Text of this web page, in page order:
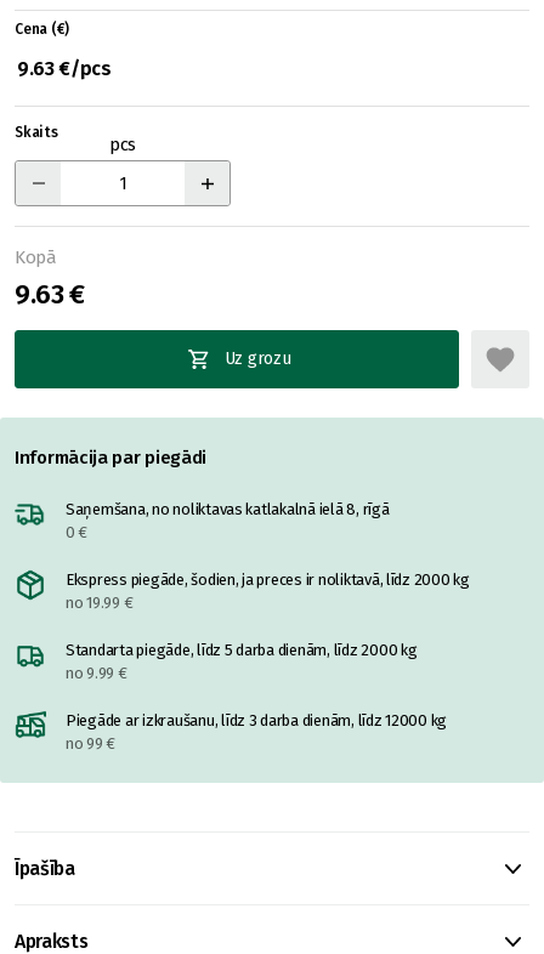
Cena (€)
9.63 €/pcs
Skaits
pcs
Kopā
9.63 €
Uz grozu
Informācija par piegādi
Saņemšana, no noliktavas katlakalnā ielā 8, rīgā
0 €
Ekspress piegāde, šodien, ja preces ir noliktavā, līdz 2000 kg
no 19.99 €
Standarta piegāde, līdz 5 darba dienām, līdz 2000 kg
no 9.99 €
Piegāde ar izkraušanu, līdz 3 darba dienām, līdz 12000 kg
no 99 €
Īpašība
Apraksts